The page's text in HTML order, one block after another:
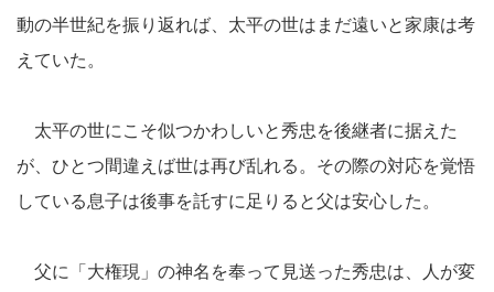
動の半世紀を振り返れば、太平の世はまだ遠いと家康は考
えていた。
太平の世にこそ似つかわしいと秀忠を後継者に据えた
が、ひとつ間違えば世は再び乱れる。その際の対応を覚悟
している息子は後事を託すに足りると父は安心した。
父に「大権現」の神名を奉って見送った秀忠は、人が変